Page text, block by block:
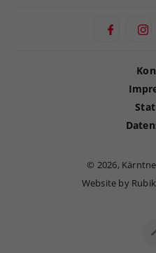
© 2026,
Website by